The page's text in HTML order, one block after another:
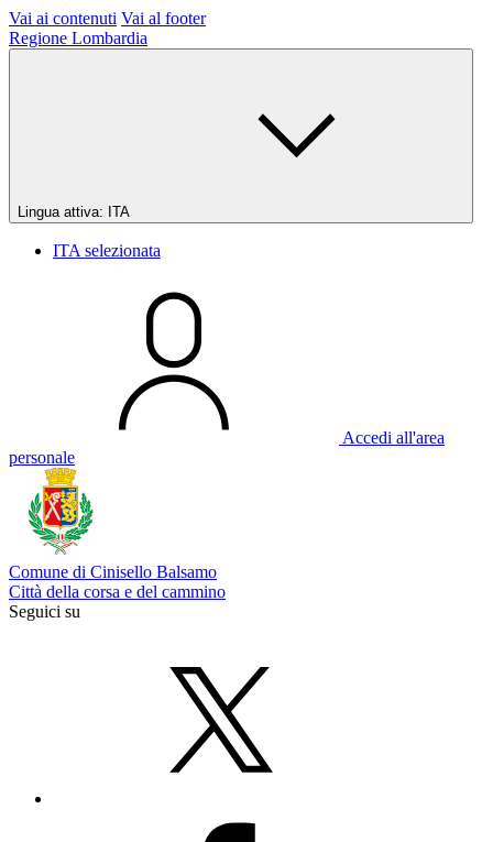
Vai ai contenuti Vai al footer
Regione Lombardia
Lingua attiva: ITA
ITA selezionata
Accedi all'area
personale
Comune di Cinisello Balsamo
Città della corsa e del cammino
Seguici su